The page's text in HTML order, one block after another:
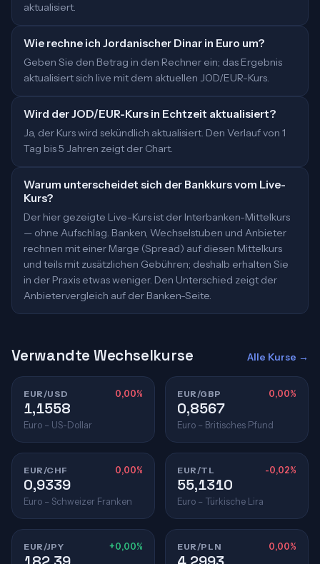
aktualisiert.
Wie rechne ich Jordanischer Dinar in Euro um?
Geben Sie den Betrag in den Rechner ein; das Ergebnis
aktualisiert sich live mit dem aktuellen JOD/EUR-Kurs.
Wird der JOD/EUR-Kurs in Echtzeit aktualisiert?
Ja, der Kurs wird sekündlich aktualisiert. Den Verlauf von 1
Tag bis 5 Jahren zeigt der Chart.
Warum unterscheidet sich der Bankkurs vom Live-
Kurs?
Der hier gezeigte Live-Kurs ist der Interbanken-Mittelkurs
— ohne Aufschlag. Banken, Wechselstuben und Anbieter
rechnen mit einer Marge (Spread) auf diesen Mittelkurs
und teils mit zusätzlichen Gebühren; deshalb erhalten Sie
in der Praxis etwas weniger. Den Unterschied zeigt der
Anbietervergleich auf der Banken-Seite.
Verwandte Wechselkurse Alle Kurse →
EUR/USD 0,00%
1,1558
Euro – US-Dollar
EUR/GBP 0,00%
0,8567
Euro – Britisches Pfund
EUR/CHF 0,00%
0,9339
Euro – Schweizer Franken
EUR/TL -0,02%
55,1310
Euro – Türkische Lira
EUR/JPY +0,00% EUR/PLN 0,00%